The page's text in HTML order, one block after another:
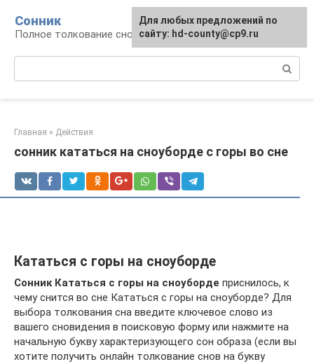
контенту
Сонник
Полное толкование снов
Главная » Действия
сонник кататься на сноуборде с горы во сне
Кататься с горы на сноуборде
Сонник Кататься с горы на сноуборде приснилось, к
чему снится во сне Кататься с горы на сноуборде? Для
выбора толкования сна введите ключевое слово из
вашего сновидения в поисковую форму или нажмите на
начальную букву характеризующего сон образа (если вы
хотите получить онлайн толкование снов на букву
Для любых предложений по
сайту: hd-county@cp9.ru